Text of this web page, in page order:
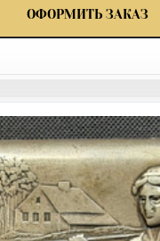
ОФОРМИТЬ ЗАКАЗ